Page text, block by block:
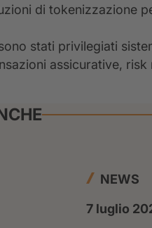
di tokenizzazione
stati privilegiati
assicurative,
NEWS
7 luglio